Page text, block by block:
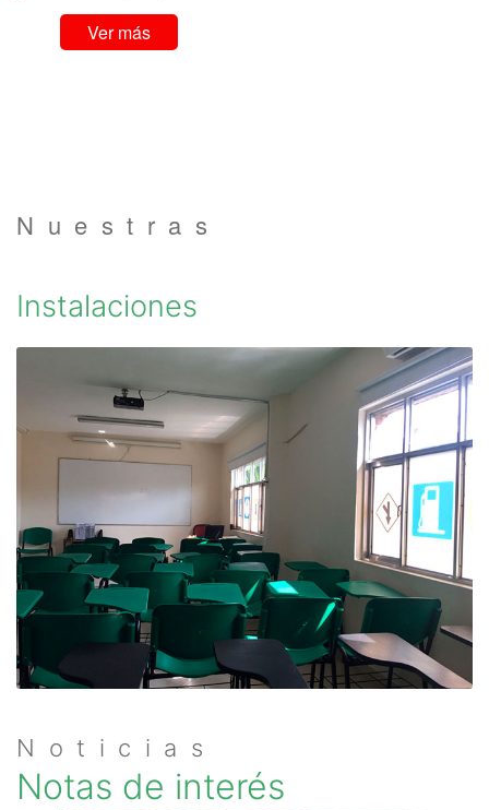
Ver más
Nuestras
Instalaciones
Noticias
Notas de interés